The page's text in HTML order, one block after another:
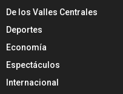
De los Valles Centrales
Deportes
Economía
Espectáculos
Internacional